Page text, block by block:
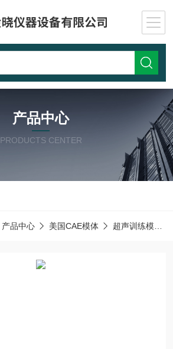
产品中心
PRODUCTS CENTER
产品中心 美国CAE模体 超声训练模体